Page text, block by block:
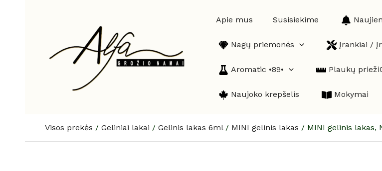
Apie mus Susisiekime
Nagų priemonės Įrankiai /
Aromatic •89• Plaukų
Naujoko krepšelis Mokymai
Visos prekės / Geliniai lakai / Gelinis lakas 6ml/ MINI gelinis lakas / MINI gelinis lakas,